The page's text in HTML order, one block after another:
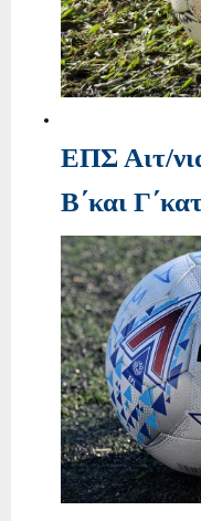
ΕΠΣ Αιτ/
Β΄και